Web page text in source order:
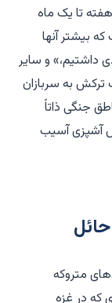
تا یک ماه
بیشتر آنها
داشتیم،» و سایر
ترکش به سربازان
جنگی ذاتاً
آشپزی آسیب
متروکه
که در غزه